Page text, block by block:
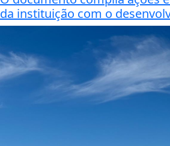
da instituição com o